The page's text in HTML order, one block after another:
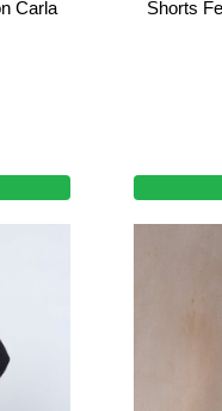
Carla
Shorts